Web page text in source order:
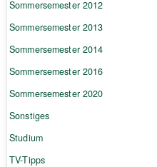
Sommersemester 2012
Sommersemester 2013
Sommersemester 2014
Sommersemester 2016
Sommersemester 2020
Sonstiges
Studium
TV-Tipps